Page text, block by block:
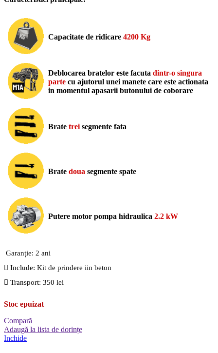
Capacitate de ridicare 4200 Kg
Deblocarea bratelor este facuta dintr-o singura
parte cu ajutorul unei manete care este actionata
in momentul apasarii butonului de coborare
Brate treisegmente fata
Brate doua segmente spate
Putere motor pompa hidraulica 2.2 kW
Garanție: 2 ani
Include: Kit de prindere iin beton
Transport: 350 lei
Stoc epuizat
Compară
Adaugă la lista de dorințe
Inchide